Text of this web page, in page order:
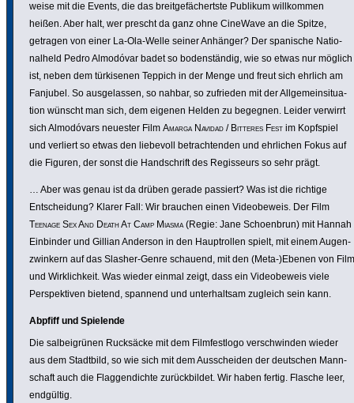
weise mit die Events, die das breit­ge­fächertste Publikum will­kommen
heißen. Aber halt, wer prescht da ganz ohne CineWave an die Spitze,
getragen von einer La-Ola-Welle seiner Anhänger? Der spanische Natio­
nal­held Pedro Almodóvar badet so boden­s­tändig, wie so etwas nur möglich
ist, neben dem türki­senen Teppich in der Menge und freut sich ehrlich am
Fanjubel. So ausge­lassen, so nahbar, so zufrieden mit der Allge­mein­si­tua­
tion wünscht man sich, dem eigenen Helden zu begegnen. Leider verwirrt
sich Almo­dó­vars neuester Film Amarga Navidad / Bitteres Fest im Kopfspiel
und verliert so etwas den liebevoll betrach­tenden und ehrlichen Fokus auf
die Figuren, der sonst die Hand­schrift des Regis­seurs so sehr prägt.
… Aber was genau ist da drüben gerade passiert? Was ist die richtige
Entschei­dung? Klarer Fall: Wir brauchen einen Video­be­weis. Der Film
Teenage Sex And Death At Camp Miasma(Regie: Jane Schoen­brun) mit Hannah
Einbinder und Gillian Anderson in den Haupt­rollen spielt, mit einem Augen­
zwin­kern auf das Slasher-Genre schauend, mit den (Meta-)Ebenen von Film
und Wirk­lich­keit. Was wieder einmal zeigt, dass ein Video­be­weis viele
Perspek­tiven bietend, spannend und unter­haltsam zugleich sein kann.
Abpfiff und Spielende
Die salbei­grünen Rucksäcke mit dem Film­fest­logo verschwinden wieder
aus dem Stadtbild, so wie sich mit dem Ausscheiden der deutschen Mann­
schaft auch die Flag­gen­dichte zurück­bildet. Wir haben fertig. Flasche leer,
endgültig.